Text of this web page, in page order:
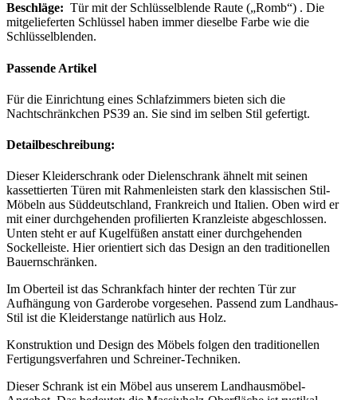
Beschläge: Tür mit der Schlüsselblende Raute („Romb“) . Die
mitgelieferten Schlüssel haben immer dieselbe Farbe wie die
Schlüsselblenden.
Passende Artikel
Für die Einrichtung eines Schlafzimmers bieten sich die
Nachtschränkchen PS39 an. Sie sind im selben Stil gefertigt.
Detailbeschreibung:
Dieser Kleiderschrank oder Dielenschrank ähnelt mit seinen
kassettierten Türen mit Rahmenleisten stark den klassischen Stil-
Möbeln aus Süddeutschland, Frankreich und Italien. Oben wird er
mit einer durchgehenden profilierten Kranzleiste abgeschlossen.
Unten steht er auf Kugelfüßen anstatt einer durchgehenden
Sockelleiste. Hier orientiert sich das Design an den traditionellen
Bauernschränken.
Im Oberteil ist das Schrankfach hinter der rechten Tür zur
Aufhängung von Garderobe vorgesehen. Passend zum Landhaus-
Stil ist die Kleiderstange natürlich aus Holz.
Konstruktion und Design des Möbels folgen den traditionellen
Fertigungsverfahren und Schreiner-Techniken.
Dieser Schrank ist ein Möbel aus unserem Landhausmöbel-